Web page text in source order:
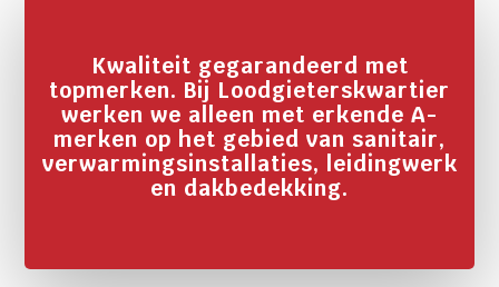
Kwaliteit gegarandeerd met
topmerken. Bij Loodgieterskwartier
werken we alleen met erkende A-
merken op het gebied van sanitair,
verwarmingsinstallaties, leidingwerk
en dakbedekking.